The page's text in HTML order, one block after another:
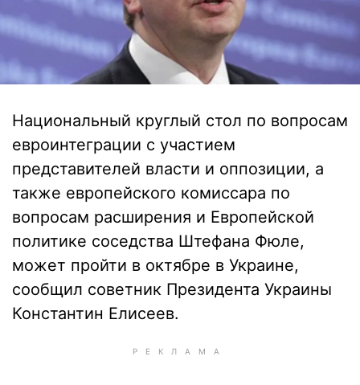
Национальный круглый стол по вопросам
евроинтеграции с участием
представителей власти и оппозиции, а
также европейского комиссара по
вопросам расширения и Европейской
политике соседства Штефана Фюле,
может пройти в октябре в Украине,
сообщил советник Президента Украины
Константин Елисеев.